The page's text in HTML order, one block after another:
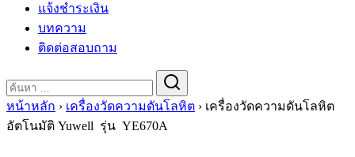
แจ้งชำระเงิน
บทความ
ติดต่อสอบถาม
for:
หน้าหลัก › เครื่องวัดความดันโลหิต › เครื่องวัดความดันโลหิต
อัตโนมัติ Yuwell รุ่น YE670A